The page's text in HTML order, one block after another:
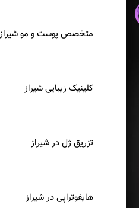
متخصص پوست و مو شیراز
کلینیک زیبایی شیراز
تزریق ژل در شیراز
هایفوتراپی در شیراز